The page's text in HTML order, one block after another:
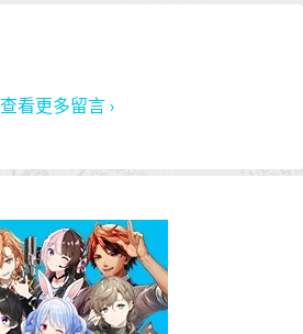
查看更多留言 ›